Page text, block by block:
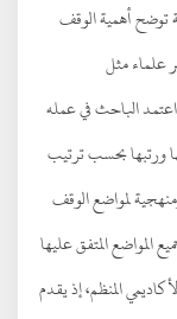
توضح أهمية الوقف
علماء مثل
الباحث في عمله
ورتبها بحسب ترتيب
لمواضع الوقف
المتفق عليها
المنظم، إذ يقدم